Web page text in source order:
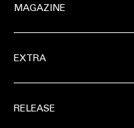
MAGAZINE
EXTRA
RELEASE